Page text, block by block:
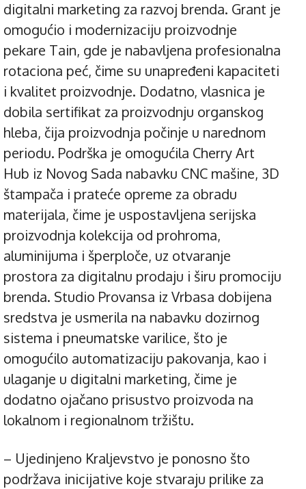
digitalni marketing za razvoj brenda. Grant je
omogućio i modernizaciju proizvodnje
pekare Tain, gde je nabavljena profesionalna
rotaciona peć, čime su unapređeni kapaciteti
i kvalitet proizvodnje. Dodatno, vlasnica je
dobila sertifikat za proizvodnju organskog
hleba, čija proizvodnja počinje u narednom
periodu. Podrška je omogućila Cherry Art
Hub iz Novog Sada nabavku CNC mašine, 3D
štampača i prateće opreme za obradu
materijala, čime je uspostavljena serijska
proizvodnja kolekcija od prohroma,
aluminijuma i šperploče, uz otvaranje
prostora za digitalnu prodaju i širu promociju
brenda. Studio Provansa iz Vrbasa dobijena
sredstva je usmerila na nabavku dozirnog
sistema i pneumatske varilice, što je
omogućilo automatizaciju pakovanja, kao i
ulaganje u digitalni marketing, čime je
dodatno ojačano prisustvo proizvoda na
lokalnom i regionalnom tržištu.
– Ujedinjeno Kraljevstvo je ponosno što
podržava inicijative koje stvaraju prilike za